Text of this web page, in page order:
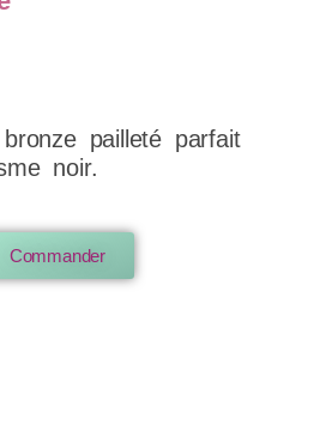
pailleté parfait
noir.
Commander